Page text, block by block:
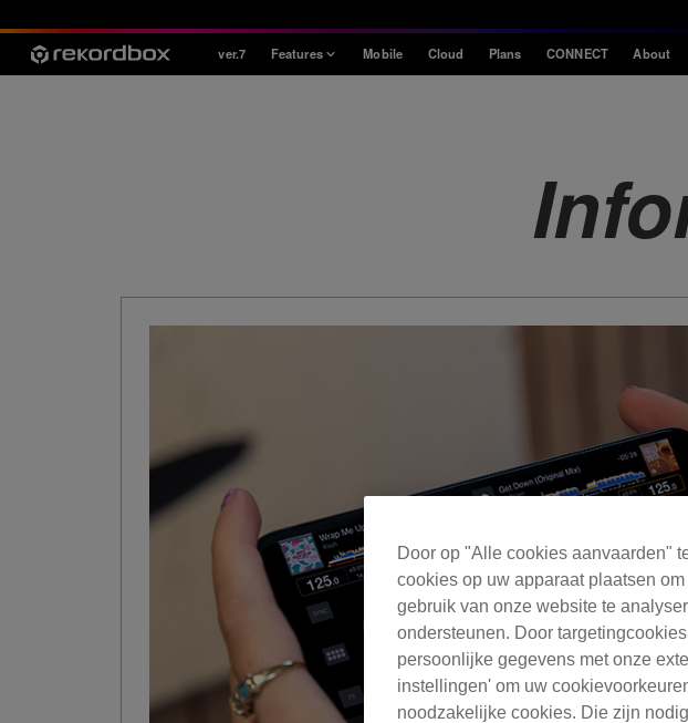
ver.7 Features Mobile Cloud Plans CONNECT About
Door op "Alle cookies aanvaarden"
cookies op uw apparaat plaatsen
gebruik van onze website te
ondersteunen. Door
persoonlijke gegevens met onze
instellingen' om uw
noodzakelijke cookies. Die zijn